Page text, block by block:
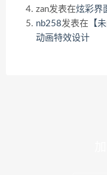
zan发表在炫彩界
nb258发表在 【
动画特效设计